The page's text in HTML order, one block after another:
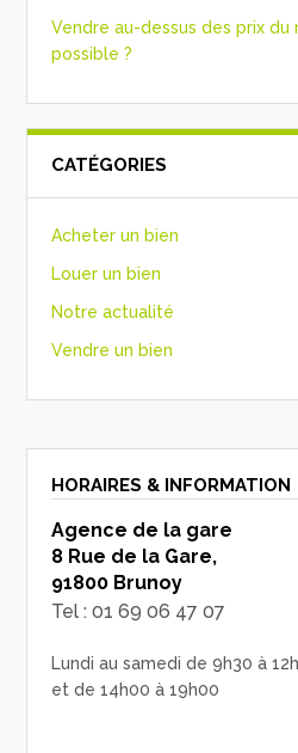
Vendre au-dessus des prix du
possible ?
CATÉGORIES
Acheter un bien
Louer un bien
Notre actualité
Vendre un bien
HORAIRES & INFORMATION
Agence de la gare
8 Rue de la Gare,
91800 Brunoy
Tel : 01 69 06 47 07
Lundi au samedi de 9h30 à
et de 14h00 à 19h00